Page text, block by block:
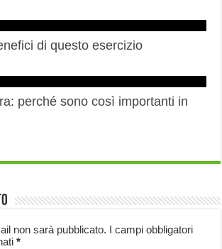
di questo esercizio
perché sono così importanti in
non sarà pubblicato. I campi obbligatori
*